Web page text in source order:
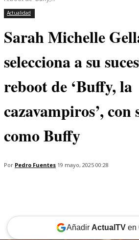
Actualidad
Sarah Michelle
selecciona a su
reboot de ‘Buffy, la
cazavampiros’, con
como Buffy
Por Pedro Fuentes 19 mayo, 2025 00:28
Añadir ActualTVen